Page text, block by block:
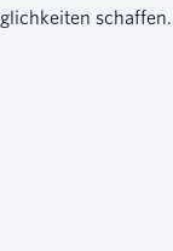
schaffen.